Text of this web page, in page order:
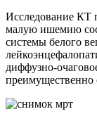
Исследование КТ
малую ишемию
системы белого
диффузно-
преимущественно